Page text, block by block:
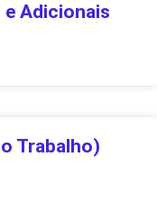
Adicionais
Trabalho)